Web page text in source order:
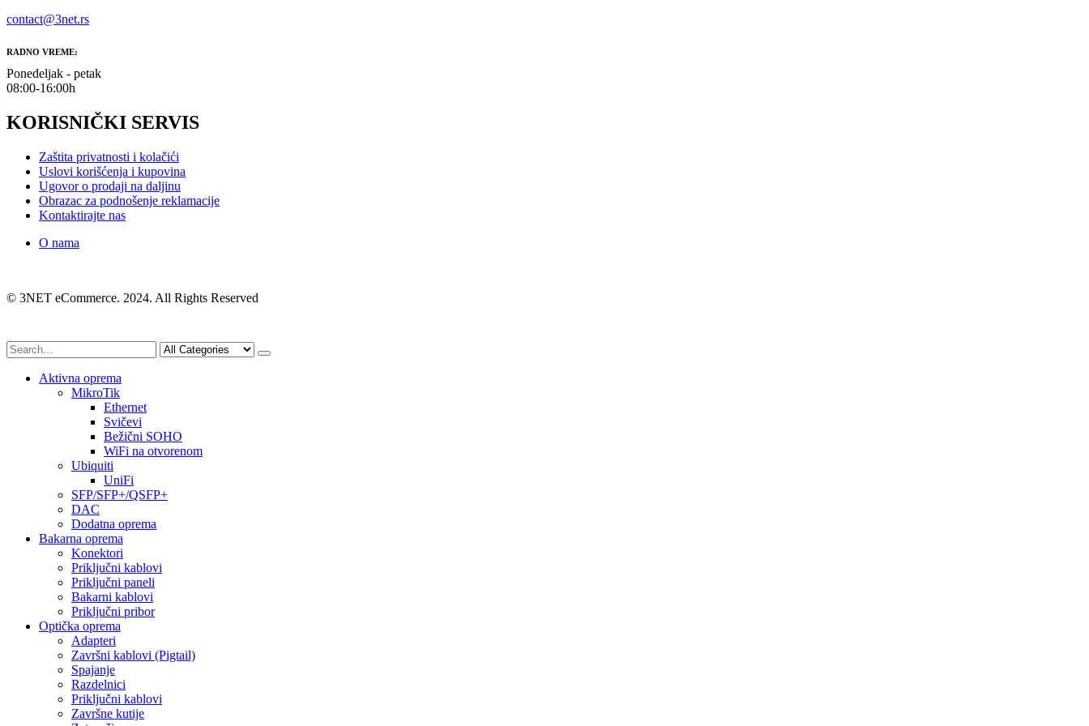
contact@3net.rs
RADNO VREME:
Ponedeljak - petak
08:00-16:00h
KORISNIČKI SERVIS
Zaštita privatnosti i kolačići
Uslovi korišćenja i kupovina
Ugovor o prodaji na daljinu
Obrazac za podnošenje reklamacije
Kontaktirajte nas
O nama
© 3NET eCommerce. 2024. All Rights Reserved
Aktivna oprema
MikroTik
Ethernet
Svičevi
Bežični SOHO
WiFi na otvorenom
Ubiquiti
UniFi
SFP/SFP+/QSFP+
DAC
Dodatna oprema
Bakarna oprema
Konektori
Priključni kablovi
Priključni paneli
Bakarni kablovi
Priključni pribor
Optička oprema
Adapteri
Završni kablovi (Pigtail)
Spajanje
Razdelnici
Priključni kablovi
Završne kutije